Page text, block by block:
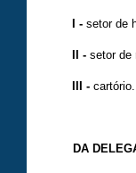
I -setor de
II -setor de
III -cartório.
DA